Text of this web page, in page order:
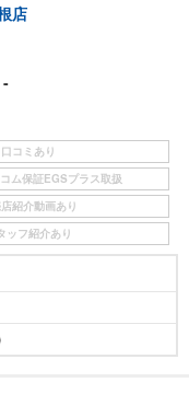
店
-
口コミあり
ム保証EGSプラス取扱
紹介動画あり
ッフ紹介あり